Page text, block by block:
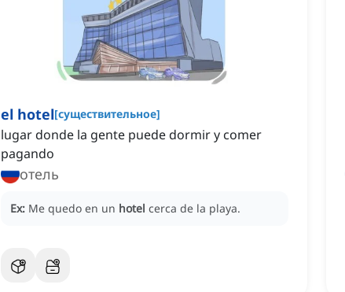
el hotel[существительное]
lugar donde la gente puede dormir y comer
pagando
отель
Ex: Me quedo en un hotel cerca de la playa.